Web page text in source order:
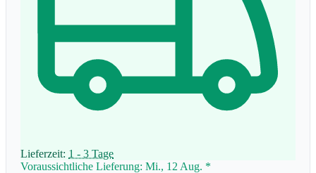
Lieferzeit: 1 - 3 Tage
Voraussichtliche Lieferung: Mi., 12 Aug. *